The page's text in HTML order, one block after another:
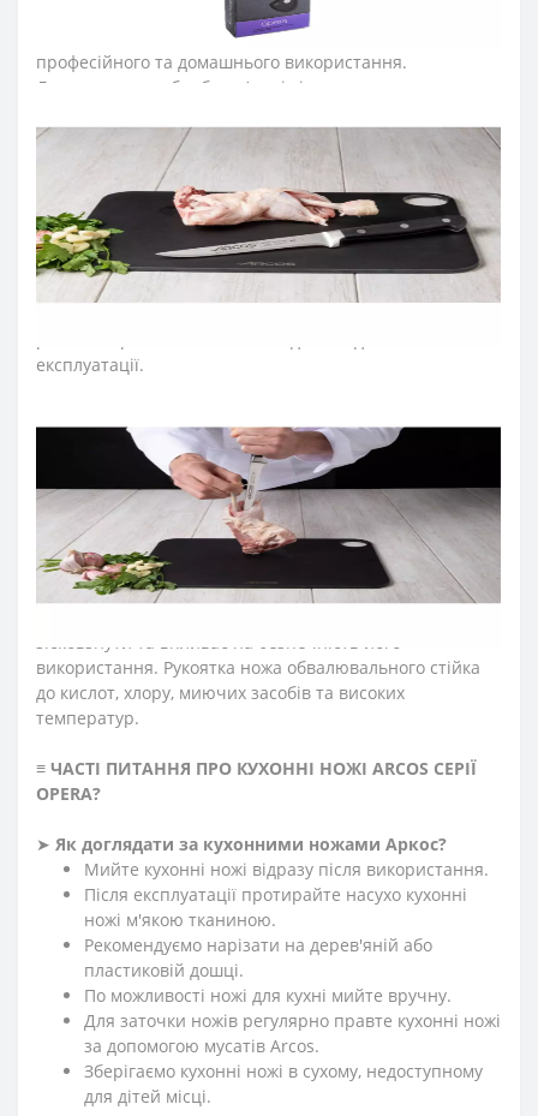
Серію кованих ножів «Опера» розробили для
професійного та домашнього використання.
Лезо ножа для обробки м’яса і кісток виготовили з
надвисоку ріжучу здатність, підвищену твердість та
корозостійкість. Неперевершену гостроту леза
створили за технологією «шовковий край». У
результаті лезо ножа для м’яса довго не затуплюється,
не ржавіє, тому виріб має довгий термін служби,
забезпечуючи економічну ефективність інвентарю.
Захистом для пальців під час нарізання служить п’ятка,
експлуатації.
витонченим дизайном виготовили з
поліоксиметиленових накладок, які не створюють
щілин та запобігають проникненню мікроскопічних
елементів їжі. Закріплюють конструкцію рукоятки
професійного ножа міцні металеві заклепки, що
сприяють довготривалій роботі з кухонним ножем.
Антиковзкий виступ, розміщений на кінці рукоятки
зісковзнути та впливає на безпечність його
використання. Рукоятка ножа обвалювального стійка
до кислот, хлору, миючих засобів та високих
температур.
≡ ЧАСТІ ПИТАННЯ ПРО КУХОННІ НОЖІ ARCOS СЕРІЇ
OPERA?
➤ Як доглядати за кухонними ножами Аркос?
Мийте кухонні ножі відразу після використання.
Після експлуатації протирайте насухо кухонні
ножі м'якою тканиною.
Рекомендуємо нарізати на дерев'яній або
пластиковій дошці.
По можливості ножі для кухні мийте вручну.
Для заточки ножів регулярно правте кухонні ножі
за допомогою мусатів Arcos.
Зберігаємо кухонні ножі в сухому, недоступному
для дітей місці.